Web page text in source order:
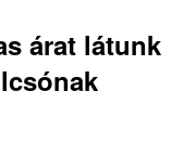
árat látunk